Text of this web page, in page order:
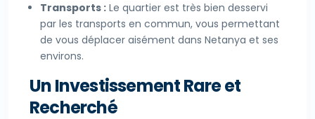
Transports : Le quartier est très bien desservi
par les transports en commun, vous permettant
de vous déplacer aisément dans Netanya et ses
environs.
Un Investissement Rare et
Recherché